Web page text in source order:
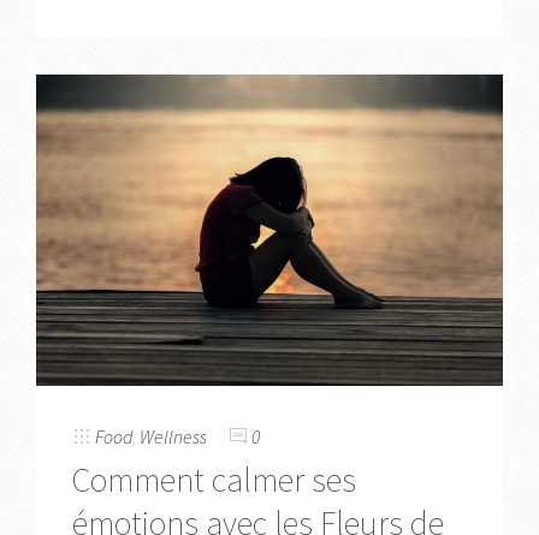
Food, Wellness 0
Comment calmer ses
émotions avec les Fleurs de